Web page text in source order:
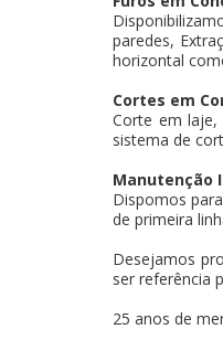
paredes,
horizontal
Cortes em
Corte em laje,
sistema de
Manutenção
Dispomos
de primeira
Desejamos
ser referência
25 anos de